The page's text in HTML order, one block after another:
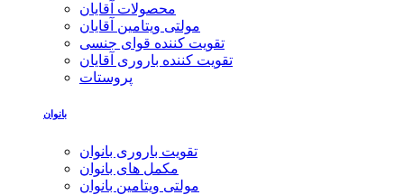
محصولات آقایان
مولتی ویتامین آقایان
تقویت کننده قوای جنسی
تقویت کننده باروری آقایان
پروستات
بانوان
تقویت باروری بانوان
مکمل های بانوان
مولتی ویتامین بانوان